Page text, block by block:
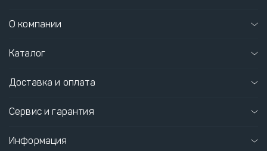
О компании
Каталог
Доставка и оплата
Сервис и гарантия
Информация